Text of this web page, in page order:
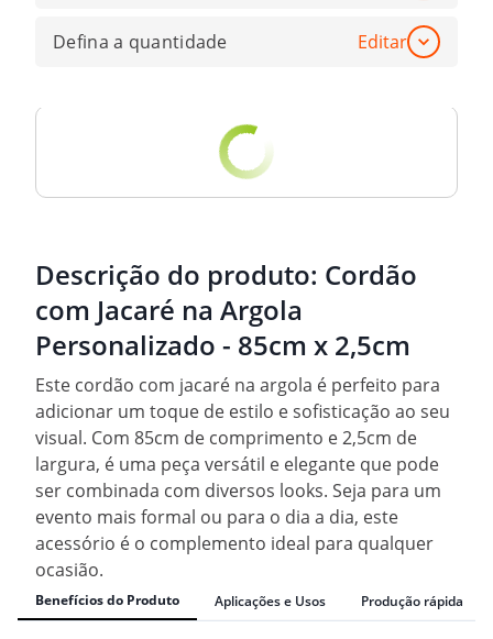
Defina a quantidade Editar
Descrição do produto: Cordão
com Jacaré na Argola
Personalizado - 85cm x 2,5cm
Este cordão com jacaré na argola é perfeito para
adicionar um toque de estilo e sofisticação ao seu
visual. Com 85cm de comprimento e 2,5cm de
largura, é uma peça versátil e elegante que pode
ser combinada com diversos looks. Seja para um
evento mais formal ou para o dia a dia, este
acessório é o complemento ideal para qualquer
ocasião.
Benefícios do Produto Aplicações e Usos Produção rápida